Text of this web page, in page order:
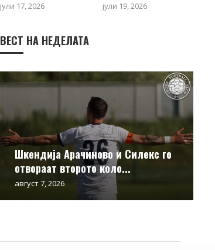
јули 17, 2026 јули 19, 2026
ВЕСТ НА НЕДЕЛАТА
Шкендија Арачиново и Силекс го
отвораат второто коло...
август 7, 2026